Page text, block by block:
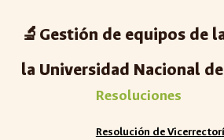
🔬Gestión de equipos de
la Universidad Nacional
Resoluciones
Resolución de Vicerrectorí